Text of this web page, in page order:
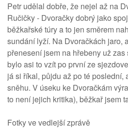
Petr udělal dobře, že nejel až na
Ručičky - Dvoračky dobrý jako
běžkařské túry a to jen směrem
sundání lyží. Na Dvoračkách jaro,
přenesení jsem na hřebeny už
bylo asi to vzít po první ze
já si říkal, půjdu až po té poslední,
sněhu. V úseku ke Dvoračkám
to není jejich kritika), běžkař jsem
Fotky ve vedlejší zprávě